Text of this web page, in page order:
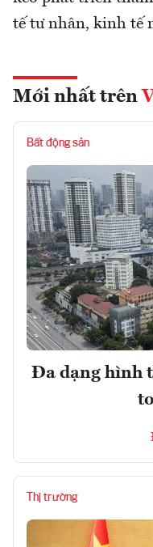
tế tư nhân, kinh tế
Mới nhất trên
Bất động sản
Đa dạng hình
Thị trường